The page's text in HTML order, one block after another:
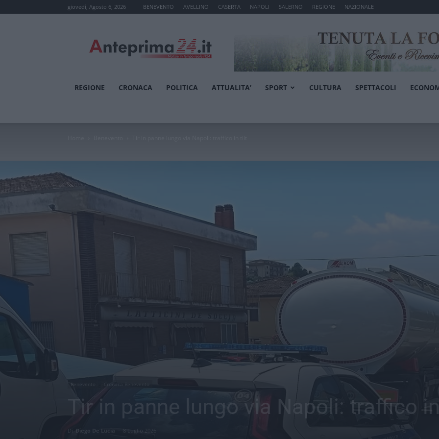
giovedì, Agosto 6, 2026 BENEVENTO AVELLINO CASERTA NAPOLI SALERNO REGIONE NAZIONALE
REGIONE CRONACA POLITICA ATTUALITA’ SPORT CULTURA SPETTACOLI
Benevento Cronaca Benevento
Tir in panne lungo via Napoli: traffico
Di Diego De Lucia 8 Luglio 2026